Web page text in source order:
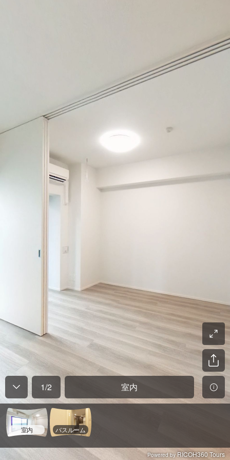
1/2 室内
室内 バスルーム
Powered by RICOH360 Tours